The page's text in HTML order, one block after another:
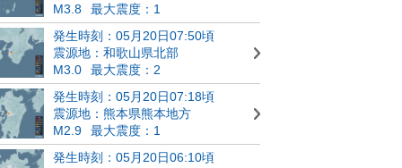
M3.8
最大震度：1
発生時刻：05月20日07:50頃
震源地：和歌山県北部
M3.0
最大震度：2
発生時刻：05月20日07:18頃
震源地：熊本県熊本地方
M2.9
最大震度：1
発生時刻：05月20日06:10頃